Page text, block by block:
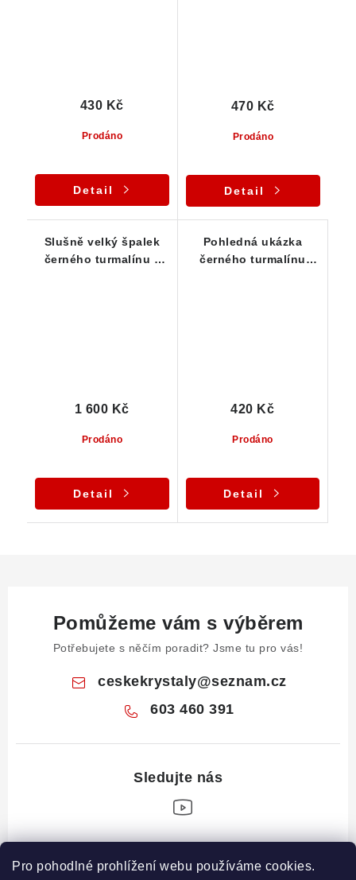
Pro pohodlné prohlížení webu používáme cookies.
Prodáno
430 Kč
Detail
Prodáno
470 Kč
Detail
Slušně velký špalek
černého turmalínu z
Prodáno
1 600 Kč
Detail
Pohledná ukázka
černého turmalínu
Prodáno
420 Kč
Detail
Pomůžeme vám s výběrem
Potřebujete s něčím poradit? Jsme tu pro vás!
ceskekrystaly@seznam.cz
603 460 391
Z